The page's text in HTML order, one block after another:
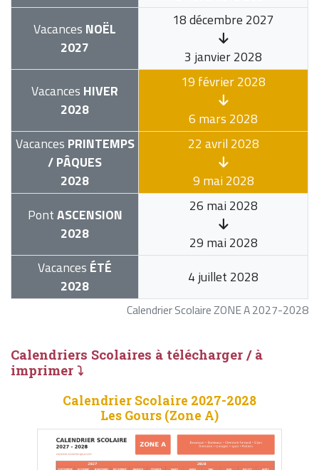
Calendrier Scolaire ZONE A 2027-2028
Vacances NOËL
2027
18 décembre 2027
3 janvier 2028
Vacances HIVER
2028
19 février 2028
6 mars 2028
Vacances PRINTEMPS
/ PÂQUES
2028
22 avril 2028
9 mai 2028
PontASCENSION
2028
26 mai 2028
29 mai 2028
Vacances ÉTÉ
2028
4 juillet 2028
Calendriers Scolaires à télécharger / à
imprimer ⤵
Calendrier Scolaire 2027-2028
Les Gours (Zone A)